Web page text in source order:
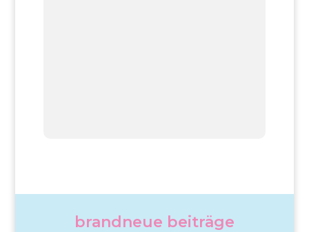
brandneue beiträge